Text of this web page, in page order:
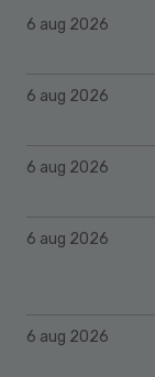
6 aug 2026
6 aug 2026
6 aug 2026
6 aug 2026
6 aug 2026